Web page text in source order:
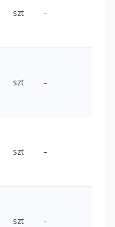
szt –
szt –
szt –
szt –